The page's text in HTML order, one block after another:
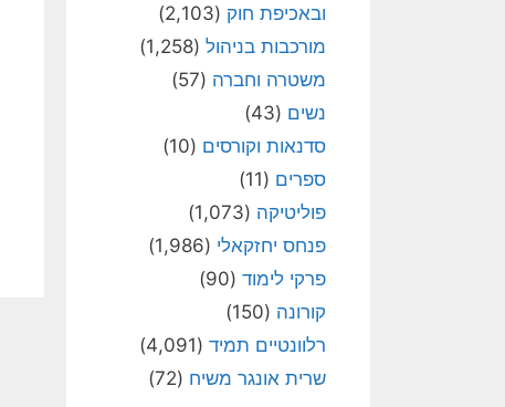
ובאכיפת חוק (2,103)
מורכבות בניהול (1,258)
משטרה וחברה (57)
נשים (43)
סדנאות וקורסים (10)
ספרים (11)
פוליטיקה (1,073)
פנחס יחזקאלי (1,986)
פרקי לימוד (90)
קורונה (150)
רלוונטיים תמיד (4,091)
שרית אונגר משיח (72)